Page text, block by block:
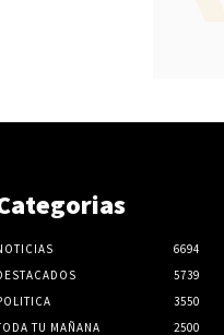
6694
5739
3550
TU MAÑANA
2500